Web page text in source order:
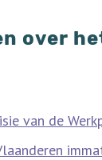
over
van de